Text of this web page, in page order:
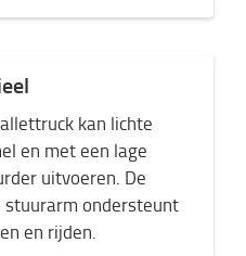
kan lichte
en met een lage
uitvoeren. De
stuurarm ondersteunt
en rijden.